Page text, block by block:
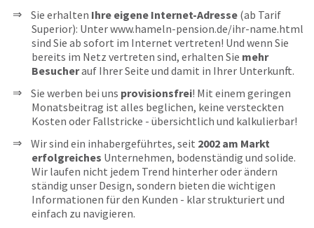
Sie erhalten Ihre eigene Internet-Adresse (ab Tarif
Superior): Unter www.hameln-pension.de/ihr-name.html
sind Sie ab sofort im Internet vertreten! Und wenn Sie
bereits im Netz vertreten sind, erhalten Sie mehr
Besucherauf Ihrer Seite und damit in Ihrer Unterkunft.
Sie werben bei uns provisionsfrei! Mit einem geringen
Monatsbeitrag ist alles beglichen, keine versteckten
Kosten oder Fallstricke - übersichtlich und kalkulierbar!
Wir sind ein inhabergeführtes, seit 2002 am Markt
erfolgreiches Unternehmen, bodenständig und solide.
Wir laufen nicht jedem Trend hinterher oder ändern
ständig unser Design, sondern bieten die wichtigen
Informationen für den Kunden - klar strukturiert und
einfach zu navigieren.